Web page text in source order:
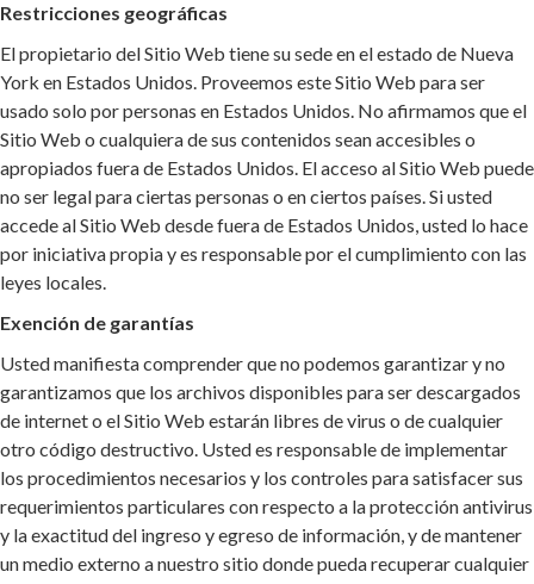
Restricciones geográficas
El propietario del Sitio Web tiene su sede en el estado de Nueva
York en Estados Unidos. Proveemos este Sitio Web para ser
usado solo por personas en Estados Unidos. No afirmamos que el
Sitio Web o cualquiera de sus contenidos sean accesibles o
apropiados fuera de Estados Unidos. El acceso al Sitio Web puede
no ser legal para ciertas personas o en ciertos países. Si usted
accede al Sitio Web desde fuera de Estados Unidos, usted lo hace
por iniciativa propia y es responsable por el cumplimiento con las
leyes locales.
Exención de garantías
Usted manifiesta comprender que no podemos garantizar y no
garantizamos que los archivos disponibles para ser descargados
de internet o el Sitio Web estarán libres de virus o de cualquier
otro código destructivo. Usted es responsable de implementar
los procedimientos necesarios y los controles para satisfacer sus
requerimientos particulares con respecto a la protección antivirus
y la exactitud del ingreso y egreso de información, y de mantener
un medio externo a nuestro sitio donde pueda recuperar cualquier